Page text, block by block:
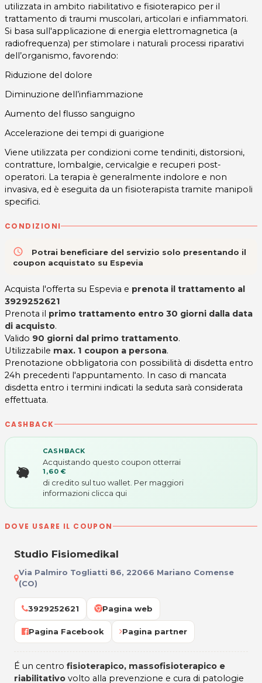
utilizzata in ambito riabilitativo e fisioterapico per il
trattamento di traumi muscolari, articolari e infiammatori.
Si basa sull'applicazione di energia elettromagnetica (a
radiofrequenza) per stimolare i naturali processi riparativi
dell’organismo, favorendo:
Riduzione del dolore
Diminuzione dell’infiammazione
Aumento del flusso sanguigno
Accelerazione dei tempi di guarigione
Viene utilizzata per condizioni come tendiniti, distorsioni,
contratture, lombalgie, cervicalgie e recuperi post-
operatori. La terapia è generalmente indolore e non
invasiva, ed è eseguita da un fisioterapista tramite manipoli
specifici.
CONDIZIONI
access_time
Potrai beneficiare del servizio solo presentando il
coupon acquistato su Espevia
Acquista l'offerta su Espevia e prenota il trattamento al
3929252621
Prenota il primo trattamento entro 30 giorni dalla data
di acquisto.
Valido 90 giorni dal primo trattamento.
Utilizzabile max. 1 coupon a persona.
Prenotazione obbligatoria con possibilità di disdetta entro
24h precedenti l'appuntamento. In caso di mancata
disdetta entro i termini indicati la seduta sarà considerata
effettuata.
CASHBACK
CASHBACK
Acquistando questo coupon otterrai
1,60 €
di credito sul tuo wallet. Per maggiori
informazioni clicca qui
DOVE USARE IL COUPON
Studio Fisiomedikal
Via Palmiro Togliatti 86, 22066 Mariano Comense
(CO)
3929252621 Pagina web
Pagina Facebook Pagina partner
É un centro fisioterapico, massofisioterapico e
riabilitativo volto alla prevenzione e cura di patologie